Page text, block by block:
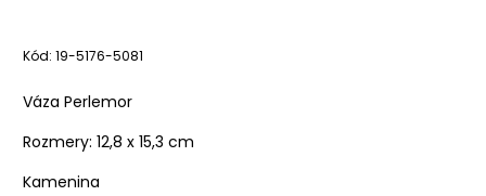
Kód: 19-5176-5081
Váza Perlemor
Rozmery: 12,8 x 15,3 cm
Kamenina